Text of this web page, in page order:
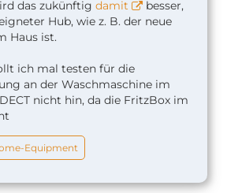
das zukünftig damit
besser,
Hub, wie z. B. der neue
Haus ist.
ich mal testen für die
an der Waschmaschine im
nicht hin, da die FritzBox im
Equipment